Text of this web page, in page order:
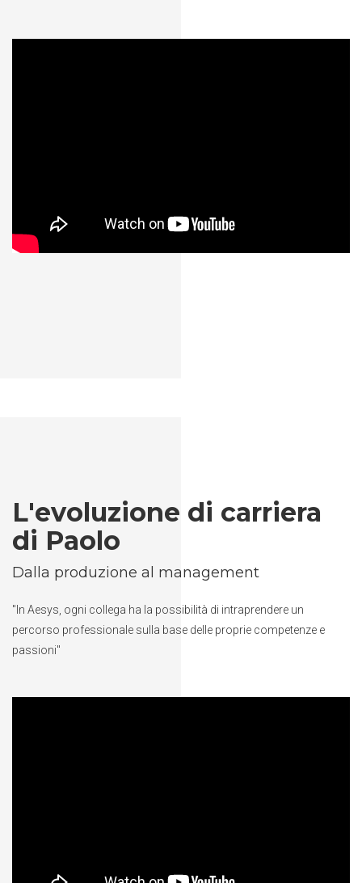
L'evoluzione di carriera
di Paolo
Dalla produzione al management
"In Aesys, ogni collega ha la possibilità di intraprendere un
percorso professionale sulla base delle proprie competenze e
passioni"